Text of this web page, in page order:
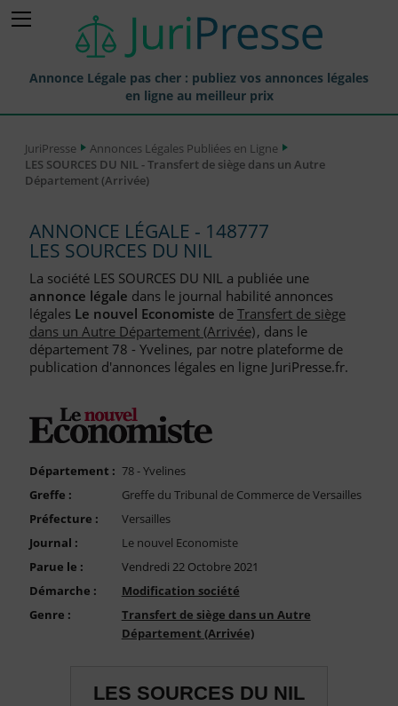
Annonce Légale pas cher : publiez vos annonces légales
en ligne au meilleur prix
Annonces Légales Publiées
Journaux Habilités (JAL) Annonces Légales
Liste des Greffes
Liste des CCI
Le Blog pour les Entreprises
Nous Contacter
Compte PRO
JuriPresse
Annonces Légales Publiées en Ligne
LES SOURCES DU NIL - Transfert de siège dans un Autre
Département (Arrivée)
ANNONCE LÉGALE - 148777
LES SOURCES DU NIL
La société LES SOURCES DU NIL a publiée une
annonce légale dans le journal habilité annonces
légales Le nouvel Economiste deTransfert de siège
dans un Autre Département (Arrivée), dans le
département 78 - Yvelines, par notre plateforme de
publication d'annonces légales en ligne JuriPresse.fr.
Département : 78 - Yvelines
Greffe :
Greffe du Tribunal de Commerce de Versailles
Préfecture :
Versailles
Journal :
Le nouvel Economiste
Parue le :
Vendredi 22 Octobre 2021
Démarche :
Modification société
Genre :
Transfert de siège dans un Autre
Département (Arrivée)
LES SOURCES DU NIL